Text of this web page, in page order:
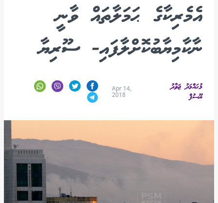
އެމެރިކާގެ ޙަމަލާތައް ވާނީ
ނާކާމިޔާބުކޮށްލާފައި- ސޫރިޔާ
މުޙައްމަދު ޖަވާދު
ޔޫސުފް
Apr 14,
2018